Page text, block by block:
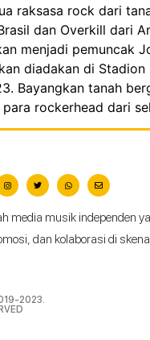
raksasa rock dari
dan Overkill dari
menjadi pemuncak
diadakan di
Bayangkan tanah
rockerhead dari
media musik independen
dan kolaborasi di
2023.